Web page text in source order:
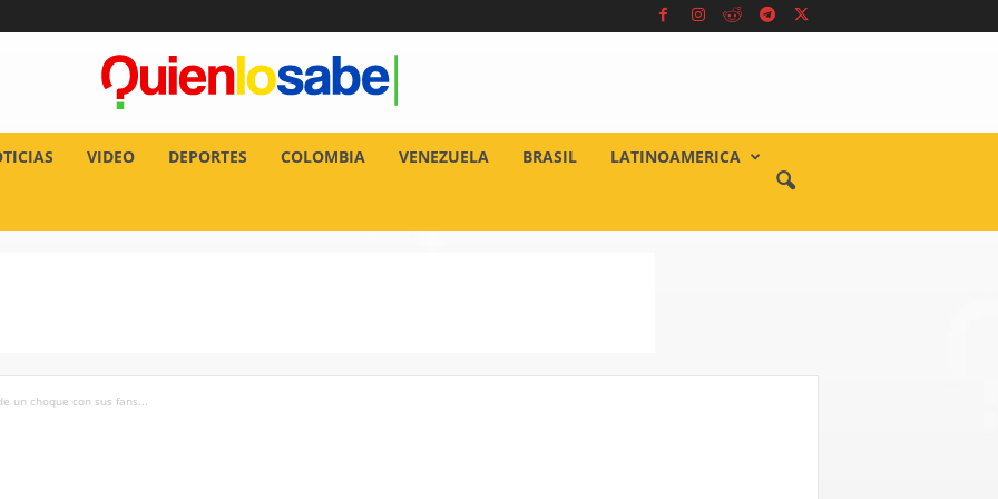
VIDEO DEPORTES COLOMBIA VENEZUELA BRASIL LATINOAMERICA
un choque con sus fans...